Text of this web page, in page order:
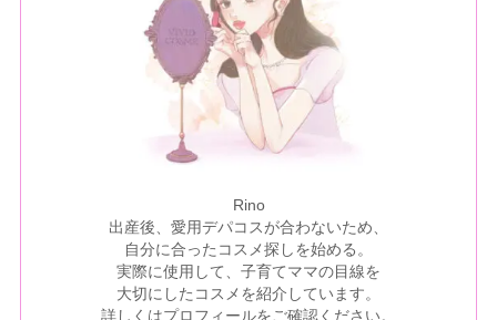
Rino
出産後、愛用デパコスが合わないため、
自分に合ったコスメ探しを始める。
実際に使用して、子育てママの目線を
大切にしたコスメを紹介しています。
詳しくはプロフィールをご確認ください。